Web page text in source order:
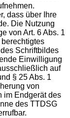
dass über Ihre
Die Nutzung
von Art. 6 Abs. 1
berechtigtes
Schriftbildes
Einwilligung
auf
§ 25 Abs. 1
von
im Endgerät des
des TTDSG